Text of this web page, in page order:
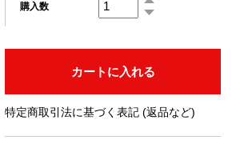
購入数
特定商取引法に基づく表記 (返品など)